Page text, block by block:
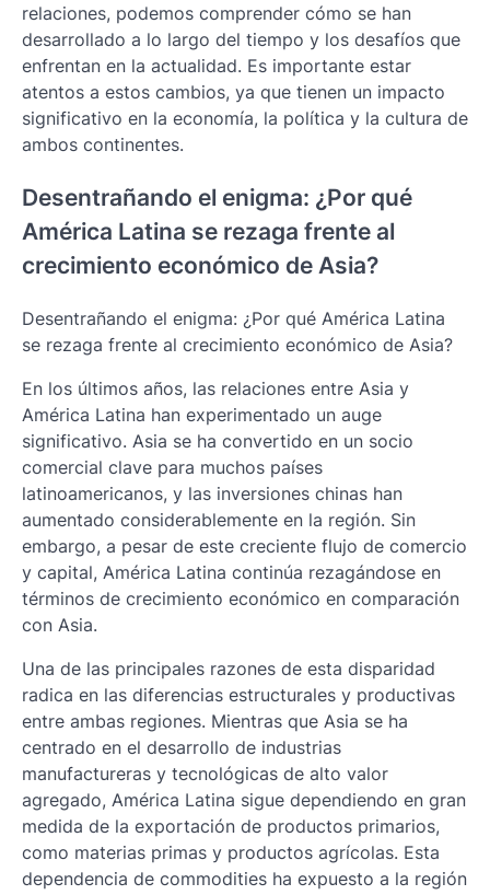
relaciones, podemos comprender cómo se han
desarrollado a lo largo del tiempo y los desafíos que
enfrentan en la actualidad. Es importante estar
atentos a estos cambios, ya que tienen un impacto
significativo en la economía, la política y la cultura de
ambos continentes.
Desentrañando el enigma: ¿Por qué
América Latina se rezaga frente al
crecimiento económico de Asia?
Desentrañando el enigma: ¿Por qué América Latina
se rezaga frente al crecimiento económico de Asia?
En los últimos años, las relaciones entre Asia y
América Latina han experimentado un auge
significativo. Asia se ha convertido en un socio
comercial clave para muchos países
latinoamericanos, y las inversiones chinas han
aumentado considerablemente en la región. Sin
embargo, a pesar de este creciente flujo de comercio
y capital, América Latina continúa rezagándose en
términos de crecimiento económico en comparación
con Asia.
Una de las principales razones de esta disparidad
radica en las diferencias estructurales y productivas
entre ambas regiones. Mientras que Asia se ha
centrado en el desarrollo de industrias
manufactureras y tecnológicas de alto valor
agregado, América Latina sigue dependiendo en gran
medida de la exportación de productos primarios,
como materias primas y productos agrícolas. Esta
dependencia de commodities ha expuesto a la región